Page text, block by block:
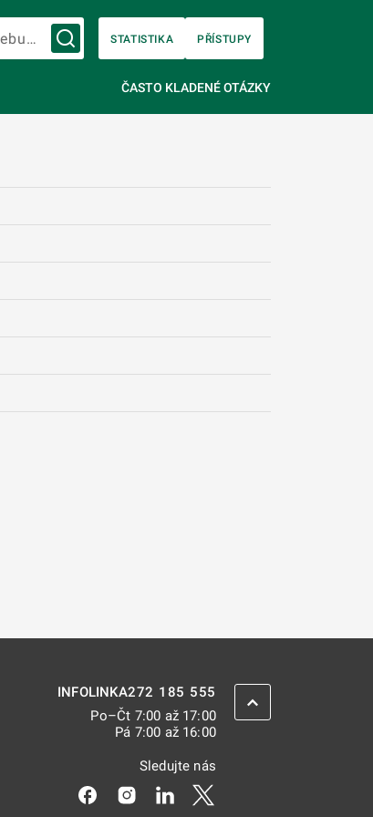
Vyhledávání na webu…
STATISTIKA PŘÍSTUPY
ČASTO KLADENÉ OTÁZKY
INFOLINKA272 185 555
Po–Čt 7:00 až 17:00
Pá 7:00 až 16:00
Sledujte nás
Odkaz se otevře na nové kartě
Odkaz se otevře na nové kartě
Odkaz se otevře na nové
ZPĚT NAHORU